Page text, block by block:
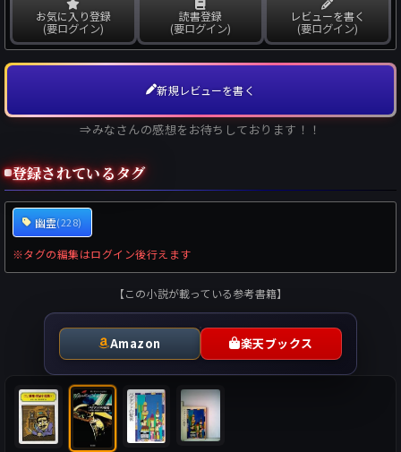
お気に入り登録
(要ログイン)
読書登録
(要ログイン)
レビューを書く
(要ログイン)
新規レビューを書く
⇒みなさんの感想をお待ちしております！！
登録されているタグ
幽霊(228)
※タグの編集はログイン後行えます
【この小説が載っている参考書籍】
Amazon 楽天ブックス